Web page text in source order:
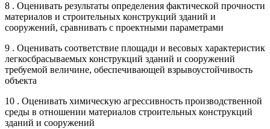
8 . Оценивать результаты определения фактической прочности
материалов и строительных конструкций зданий и
сооружений, сравнивать с проектными параметрами
9 . Оценивать соответствие площади и весовых характеристик
легкосбрасываемых конструкций зданий и сооружений
требуемой величине, обеспечивающей взрывоустойчивость
объекта
10 . Оценивать химическую агрессивность производственной
среды в отношении материалов строительных конструкций
зданий и сооружений